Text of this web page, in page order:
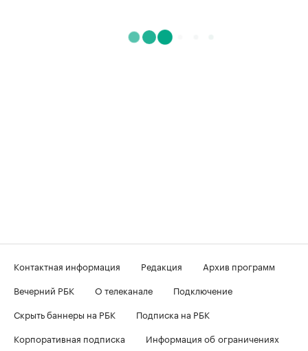
Контактная информация Редакция
Архив программ
Вечерний РБК
О телеканале
Подключение
Скрыть баннеры на РБК
Подписка на РБК
Корпоративная подписка
Информация об ограничениях